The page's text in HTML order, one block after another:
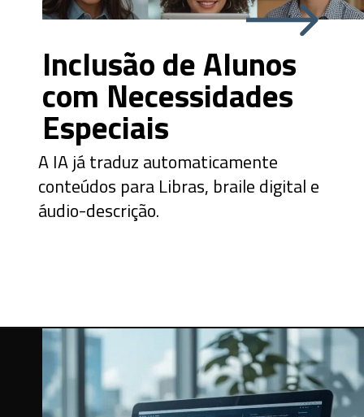
A IA já traduz automaticamente
conteúdos para Libras, braile digital e
áudio-descrição.
Inclusão de Alunos
com Necessidades
Especiais